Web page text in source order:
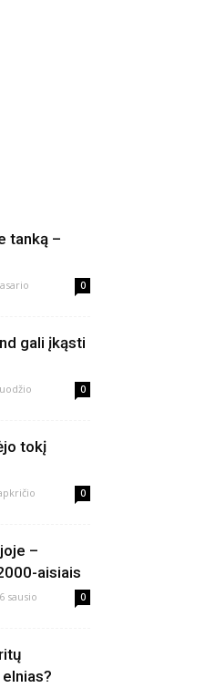
tanką –
0
gali įkąsti
0
tokį
0
–
aisiais
sausio 0